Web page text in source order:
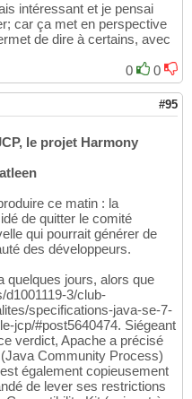
intéressant et je pensai
car ça met en perspective
de dire à certains, avec
0
0
#95
le projet Harmony
ce matin : la
de quitter le comité
qui pourrait générer de
des développeurs.
quelques jours, alors que
d1001119-3/club-
specifications-java-se-7-
jcp/#post5640474. Siégeant
verdict, Apache a précisé
Community Process)
également copieusement
de lever ses restrictions